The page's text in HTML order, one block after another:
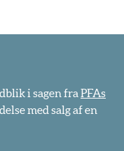
i sagen fra PFAs
med salg af en